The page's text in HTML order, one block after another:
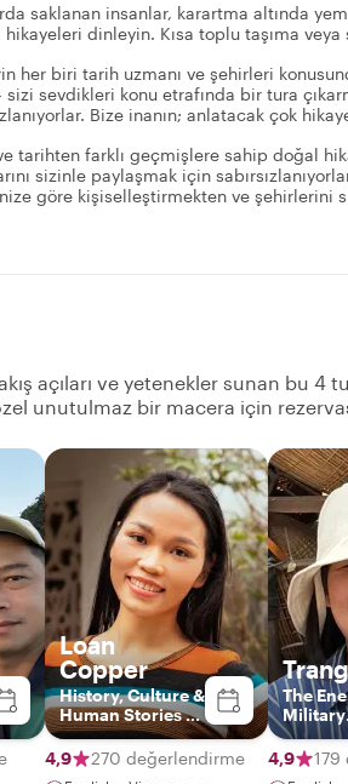
saklanan insanlar, karartma altında
hikayeleri dinleyin. Kısa toplu taşıma
her biri tarih uzmanı ve şehirleri
sevdikleri konu etrafında bir tura
Bize inanın; anlatacak çok
tarihten farklı geçmişlere sahip doğal
sizinle paylaşmak için
göre kişiselleştirmekten ve şehirlerini
açıları ve yetenekler sunan bu
unutulmaz bir macera için
Loan
Copper
History, Culture &
Human Stories of
Vietnam
4,9
270 değerlendirme
The
Military
4,9
179